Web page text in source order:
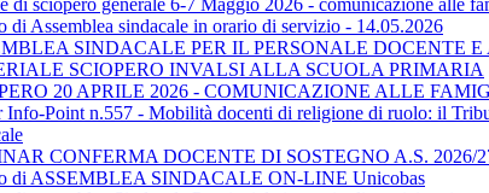
di sciopero generale 6-7 Maggio 2026 - comunicazione alle
di Assemblea sindacale in orario di servizio - 14.05.2026
SINDACALE PER IL PERSONALE DOCENTE
SCIOPERO INVALSI ALLA SCUOLA PRIMARIA
20 APRILE 2026 - COMUNICAZIONE ALLE
Info-Point n.557 - Mobilità docenti di religione di ruolo: il
CONFERMA DOCENTE DI SOSTEGNO A.S. 2026/
di ASSEMBLEA SINDACALE ON-LINE Unicobas